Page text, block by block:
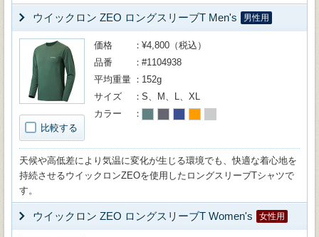
ウイックロン ZEO ロングスリーブT Men's 男性用
比較する
価格
¥4,800（税込）
品番
#1104938
平均重量
152g
サイズ
S、M、L、XL
カラー
天候や高低差により気温に変化が生じる環境でも、快適な着心地を
持続させるウイックロンZEOを使用したロングスリーブTシャツで
す。
ウイックロン ZEO ロングスリーブT Women's 女性用